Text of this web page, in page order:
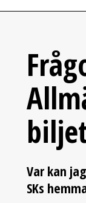
Var kan
SKs